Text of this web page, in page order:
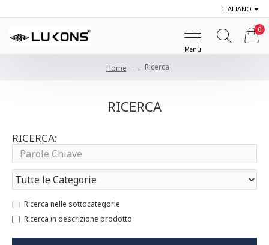
ITALIANO
0
Home Ricerca
RICERCA
RICERCA:
Ricerca nelle sottocategorie
Ricerca in descrizione prodotto